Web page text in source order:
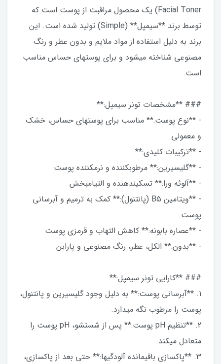
Facial Toner) یک محصول مراقبت از پوست است که
توسط برند **سیمپل** (Simple) تولید شده است. این
برند به دلیل استفاده از مواد ملایم و بدون عطر و رنگ
مصنوعی شناخته میشود و برای پوستهای حساس مناسب
است.
### **مشخصات تونر سیمپل:**
- **نوع پوست:** مناسب برای پوستهای حساس، خشک
و معمولی
- **ترکیبات کلیدی:**
- **گلیسیرین:** مرطوبکننده و نرمکننده پوست
- **آلوئه ورا:** تسکیندهنده و التیامبخش
- **ویتامین B5 (پانتنول):** کمک به ترمیم و آبرسانی
پوست
- **عصاره بابونه:** کاهش التهاب و قرمزی پوست
- **بدون:** الکل، عطر، رنگ مصنوعی و پارابن
### **کارایی تونر سیمپل:**
1. **آبرسانی پوست:** به دلیل وجود گلیسیرین و پانتنول،
پوست را مرطوب نگه میدارد.
2. **تنظیم pH پوست:** پس از شستشو، pH پوست را
متعادل میکند.
3. **پاکسازی باقیمانده آلودگیها:** حتی بعد از پاکسازی،